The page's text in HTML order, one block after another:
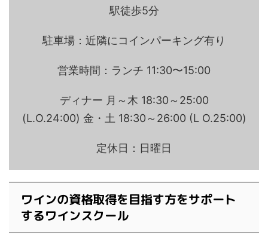
駅徒歩5分
駐車場：近隣にコインパーキング有り
営業時間：ランチ 11:30〜15:00
ディナー 月～木 18:30～25:00
(L.O.24:00) 金・土 18:30～26:00 (L O.25:00)
定休日：日曜日
ワインの資格取得を目指す方をサポート
するワインスクール